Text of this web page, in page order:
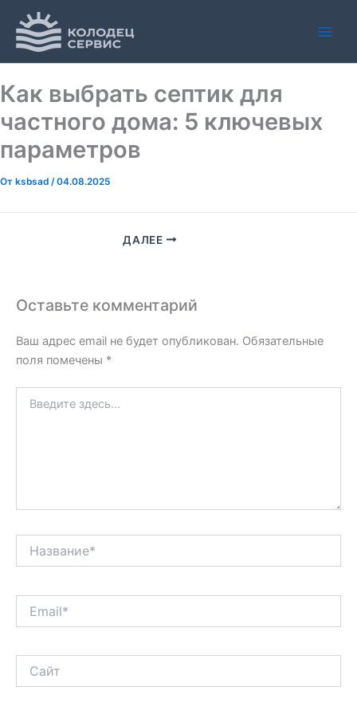
Перейти
содержимому
Как выбрать септик для
частного дома: 5 ключевых
параметров
От ksbsad /04.08.2025
ДАЛЕЕ
Оставьте комментарий
Ваш адрес email не будет опубликован. Обязательные
поля помечены *
здесь...